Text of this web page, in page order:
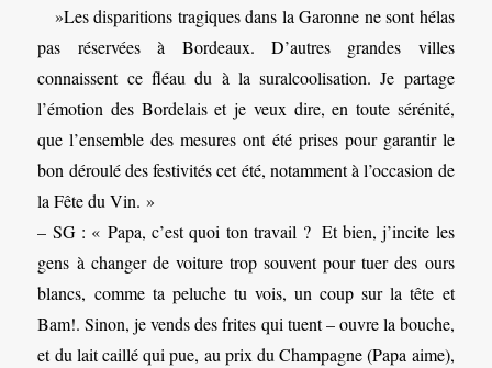
»Les disparitions tragiques dans la Garonne ne sont hélas
pas réservées à Bordeaux. D’autres grandes villes
connaissent ce fléau du à la suralcoolisation. Je partage
l’émotion des Bordelais et je veux dire, en toute sérénité,
que l’ensemble des mesures ont été prises pour garantir le
bon déroulé des festivités cet été, notamment à l’occasion de
la Fête du Vin. »
– SG : « Papa, c’est quoi ton travail ? Et bien, j’incite les
gens à changer de voiture trop souvent pour tuer des ours
blancs, comme ta peluche tu vois, un coup sur la tête et
Bam!. Sinon, je vends des frites qui tuent – ouvre la bouche,
et du lait caillé qui pue, au prix du Champagne (Papa aime),